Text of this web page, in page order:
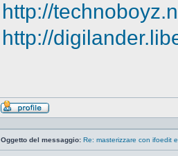
http://
http://
Profilo
Oggetto del messaggio: Re: masterizzare con ifoedit